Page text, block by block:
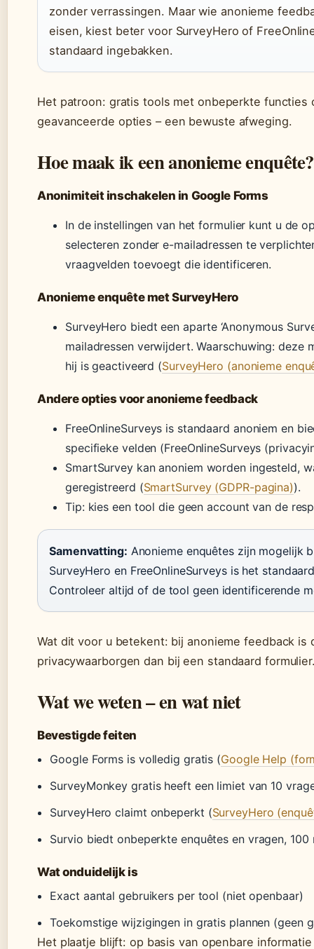
zonder verrassingen. Maar wie anonieme
eisen, kiest beter voor SurveyHero of
standaard ingebakken.
Het patroon: gratis tools met onbeperkte functies
geavanceerde opties – een bewuste afweging.
Hoe maak ik een anonieme enquête?
Anonimiteit inschakelen in Google Forms
In de instellingen van het formulier kunt u de
selecteren zonder e-mailadressen te
vraagvelden toevoegt die identificeren.
Anonieme enquête met SurveyHero
SurveyHero biedt een aparte ‘Anonymous
mailadressen verwijdert. Waarschuwing:
hij is geactiveerd (SurveyHero (anonieme
Andere opties voor anonieme feedback
FreeOnlineSurveys is standaard anoniem en
specifieke velden (FreeOnlineSurveys
SmartSurvey kan anoniem worden ingesteld,
geregistreerd (SmartSurvey (GDPR-pagina)).
Tip: kies een tool die geen account van de
Samenvatting: Anonieme enquêtes zijn mogelijk
SurveyHero en FreeOnlineSurveys is het
Controleer altijd of de tool geen identificerende
Wat dit voor u betekent: bij anonieme feedback
privacywaarborgen dan bij een standaard
Wat we weten – en wat niet
Bevestigde feiten
Google Forms is volledig gratis (Google Help
SurveyMonkey gratis heeft een limiet van 10
SurveyHero claimt onbeperkt (SurveyHero
Survio biedt onbeperkte enquêtes en vragen,
Wat onduidelijk is
Exact aantal gebruikers per tool (niet openbaar)
Toekomstige wijzigingen in gratis plannen (geen
Het plaatje blijft: op basis van openbare